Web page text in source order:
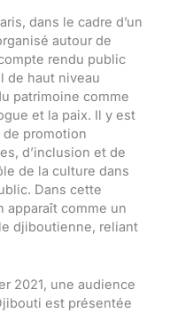
dans le cadre d’un
autour de
rendu public
de haut niveau
patrimoine comme
et la paix. Il y est
promotion
d’inclusion et de
de la culture dans
Dans cette
apparaît comme un
djiboutienne, reliant
2021, une audience
est présentée